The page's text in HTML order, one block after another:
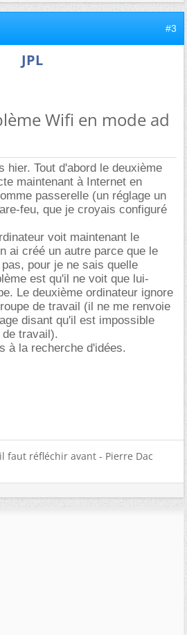
#3
JPL
Wifi en mode ad
hier. Tout d'abord le deuxième
maintenant à Internet en
passerelle (un réglage un
feu, que je croyais configuré
voit maintenant le
ai créé un autre parce que le
pour je ne sais quelle
est qu'il ne voit que lui-
Le deuxième ordinateur ignore
de travail (il ne me renvoie
disant qu'il est impossible
de travail).
à la recherche d'idées.
faut réfléchir avant - Pierre Dac